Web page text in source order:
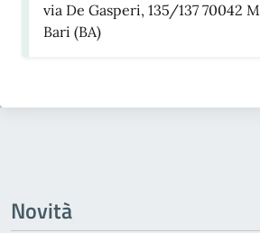
via De Gasperi, 135/137 70042
Bari (BA)
Novità